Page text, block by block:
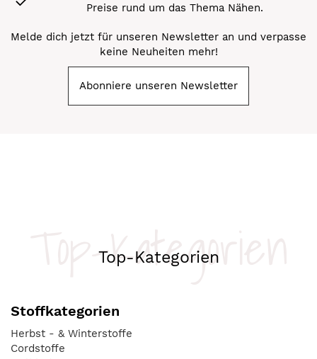
Preise rund um das Thema Nähen.
Melde dich jetzt für unseren Newsletter an und verpasse
keine Neuheiten mehr!
Abonniere unseren Newsletter
Top-Kategorien
Top-Kategorien
Stoffkategorien
Herbst - & Winterstoffe
Cordstoffe